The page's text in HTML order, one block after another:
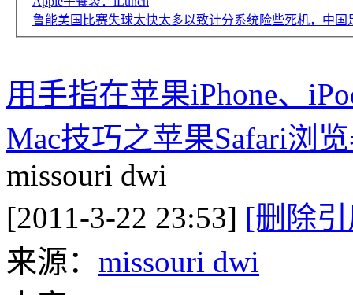
鲁能美国比赛失球太快太多以致计分系统险些死机，中国
用手指在苹果iPhone、
Mac技巧之苹果Safari浏
missouri dwi
[2011-3-22 23:53] [删除
来源： missouri dwi